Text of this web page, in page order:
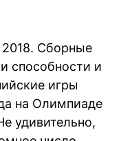
Сборные
способности и
игры
на Олимпиаде
удивительно,